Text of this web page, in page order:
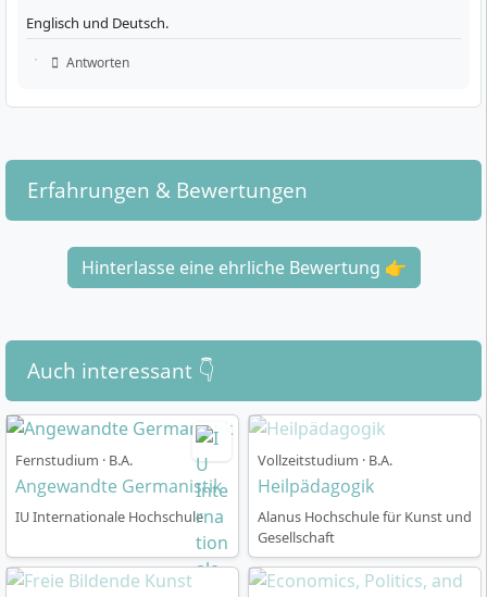
Englisch und Deutsch.
Antworten
Erfahrungen & Bewertungen
Hinterlasse eine ehrliche Bewertung 👉
Auch interessant 👇
Fernstudium · B.A.
Angewandte Germanistik
IU Internationale Hochschule
Vollzeitstudium · B.A.
Heilpädagogik
Alanus Hochschule für Kunst und
Gesellschaft